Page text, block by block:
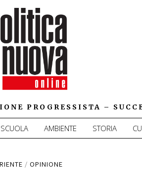
PROGRESSISTA –
AMBIENTE STORIA
/ OPINIONE